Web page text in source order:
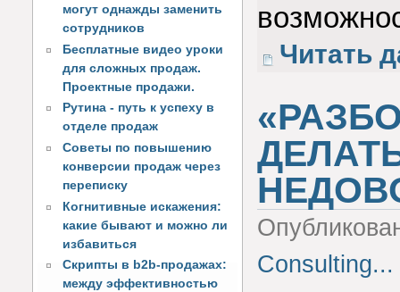
могут однажды заменить
сотрудников
Бесплатные видео уроки
для сложных продаж.
Проектные продажи.
Рутина - путь к успеху в
отделе продаж
Советы по повышению
конверсии продаж через
переписку
Когнитивные искажения:
какие бывают и можно ли
избавиться
Скрипты в b2b-продажах:
между эффективностью
Читать
Consulting...